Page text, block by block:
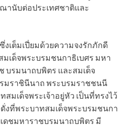
านับต่อประเทศชาติและ
เต็มเปี่ยมด้วยความจงรักภักดี
เด็จพระบรมชนกาธิเบศร มหา
บรมนาถบพิตร และสมเด็จ
มราชินีนาถ พระบรมราชชนนี
มเด็จพระเจ้าอยู่หัว เป็นที่ทรงไว้
งที่พระบาทสมเด็จพระบรมชนกา
ดชมหาราชบรมนาถบพิตร มี